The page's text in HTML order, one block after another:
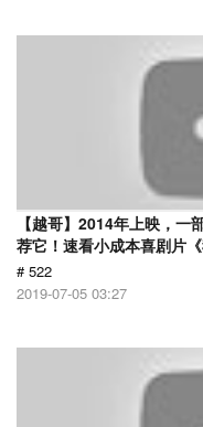
【越哥】2014年上映，
荐它！速看小成本喜剧片《
# 522
2019-07-05 03:27